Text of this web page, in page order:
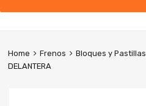
Home Frenos Bloques y Pastillas
DELANTERA